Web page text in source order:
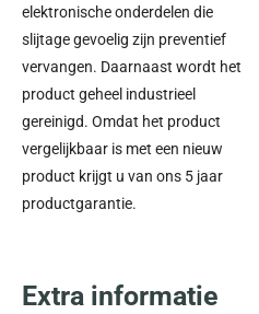
elektronische onderdelen die
slijtage gevoelig zijn preventief
vervangen. Daarnaast wordt het
product geheel industrieel
gereinigd. Omdat het product
vergelijkbaar is met een nieuw
product krijgt u van ons 5 jaar
productgarantie.
Extra informatie